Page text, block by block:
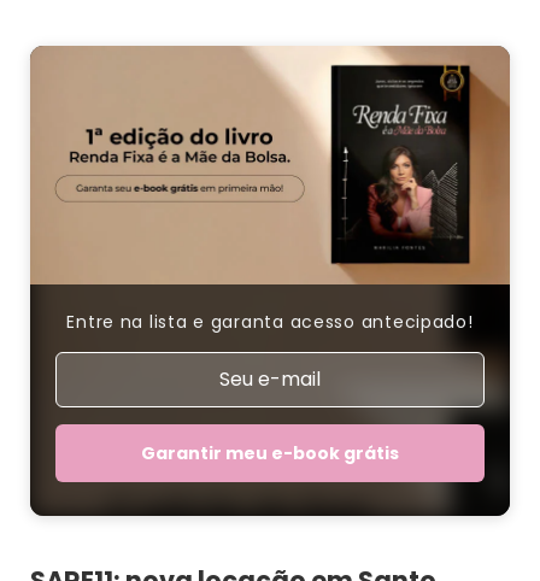
Entre na lista e garanta acesso antecipado!
Garantir meu e-book grátis